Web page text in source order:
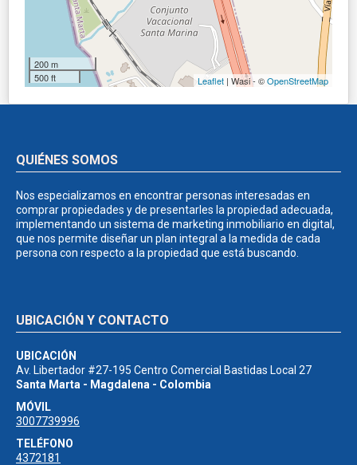
200 m
500 ft
Leaflet | Wasi - ©OpenStreetMap
QUIÉNES SOMOS
Nos especializamos en encontrar personas interesadas en
comprar propiedades y de presentarles la propiedad adecuada,
implementando un sistema de marketing inmobiliario en digital,
que nos permite diseñar un plan integral a la medida de cada
persona con respecto a la propiedad que está buscando.
UBICACIÓN Y CONTACTO
UBICACIÓN
Av. Libertador #27-195 Centro Comercial Bastidas Local 27
Santa Marta - Magdalena - Colombia
MÓVIL
3007739996
TELÉFONO
4372181